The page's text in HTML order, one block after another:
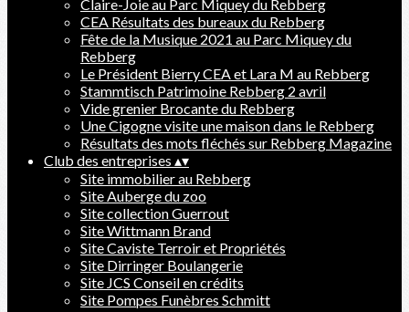
Claire-Joie au Parc Miquey du Rebberg
CEA Résultats des bureaux du Rebberg
Fête de la Musique 2021 au Parc Miquey du
Rebberg
Le Président Bierry CEA et Lara M au Rebberg
Stammtisch Patrimoine Rebberg 2 avril
Vide grenier Brocante du Rebberg
Une Cigogne visite une maison dans le Rebberg
Résultats des mots fléchés sur Rebberg Magazine
Club des entreprises ▴▾
Site immobilier au Rebberg
Site Auberge du zoo
Site collection Guerrout
Site Wittmann Brand
Site Caviste Terroir et Propriétés
Site Dirringer Boulangerie
Site JCS Conseil en crédits
Site Pompes Funèbres Schmitt